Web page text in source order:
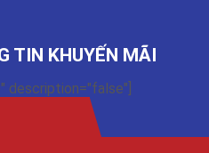
TIN KHUYẾN MÃI
description="false"]